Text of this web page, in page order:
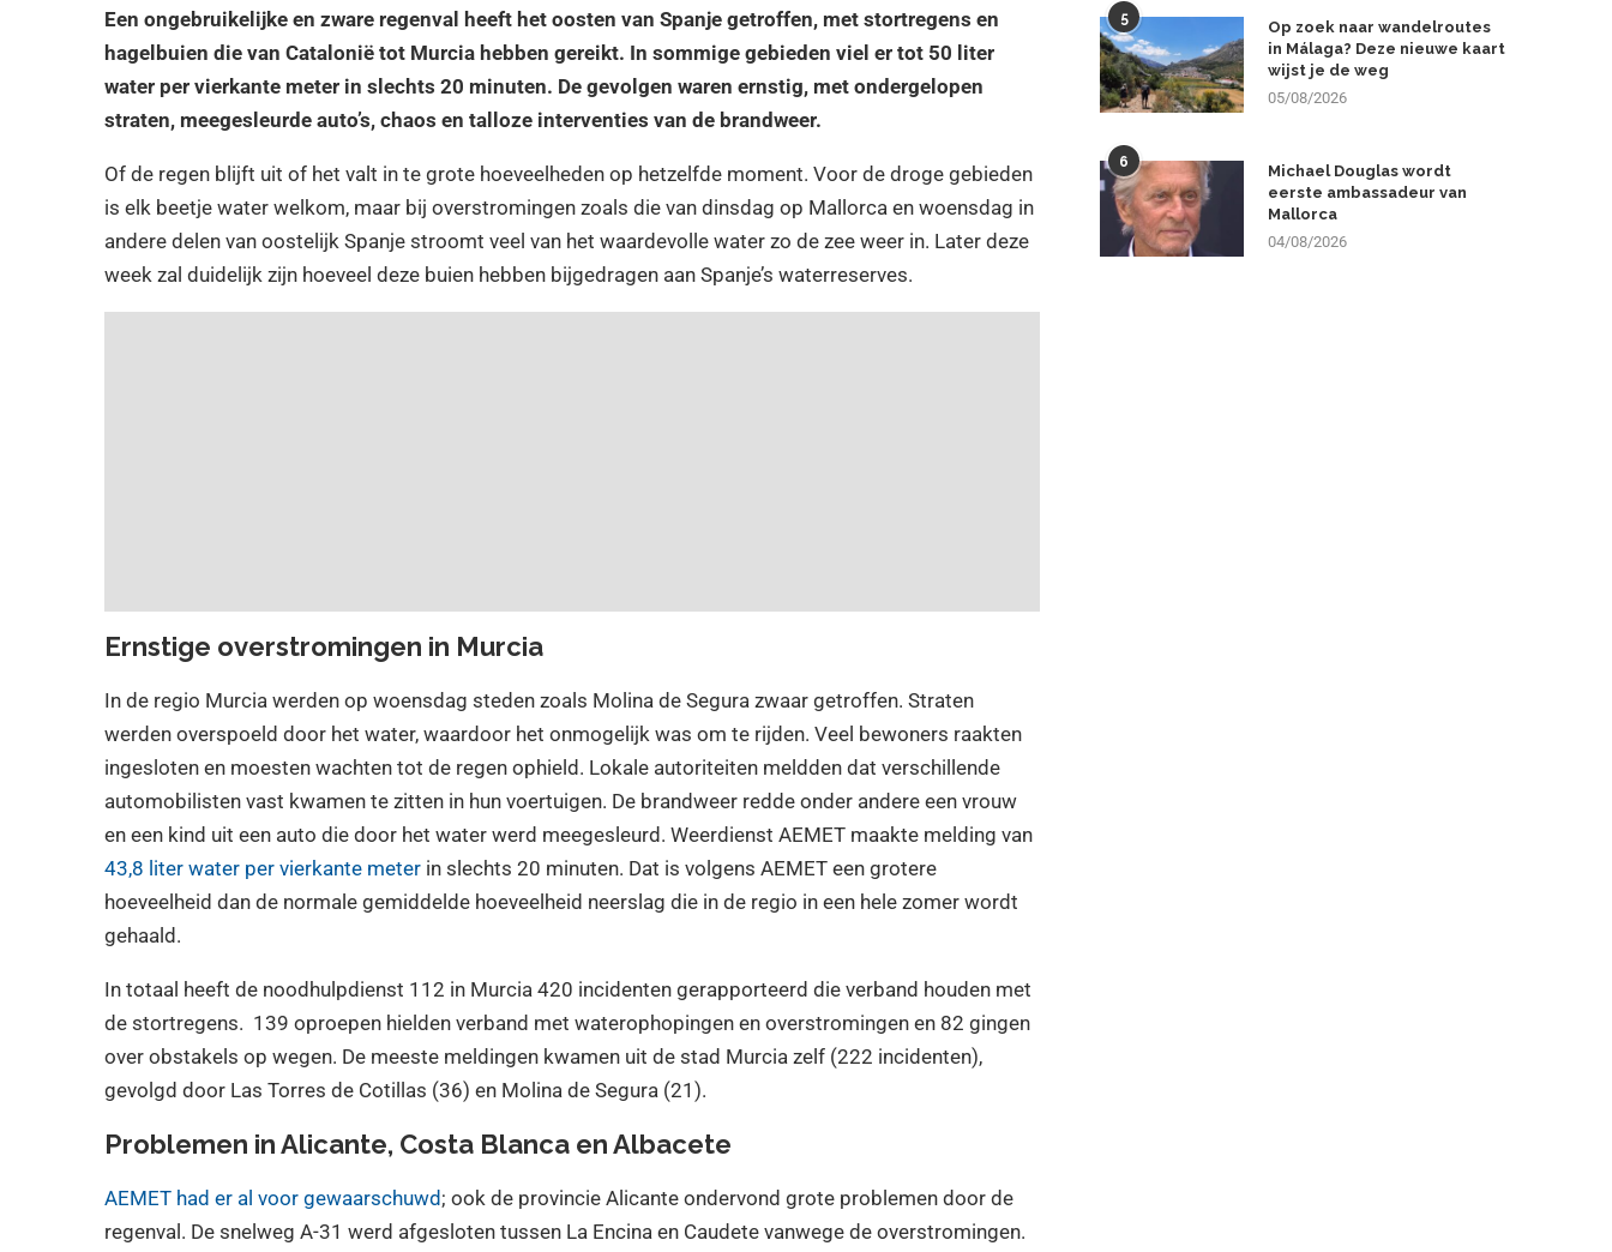
Een ongebruikelijke en zware regenval heeft het oosten van Spanje getroffen, met stortregens en
hagelbuien die van Catalonië tot Murcia hebben gereikt. In sommige gebieden viel er tot 50 liter
water per vierkante meter in slechts 20 minuten. De gevolgen waren ernstig, met ondergelopen
straten, meegesleurde auto’s, chaos en talloze interventies van de brandweer.
Of de regen blijft uit of het valt in te grote hoeveelheden op hetzelfde moment. Voor de droge gebieden
is elk beetje water welkom, maar bij overstromingen zoals die van dinsdag op Mallorca en woensdag in
andere delen van oostelijk Spanje stroomt veel van het waardevolle water zo de zee weer in. Later deze
week zal duidelijk zijn hoeveel deze buien hebben bijgedragen aan Spanje’s waterreserves.
Ernstige overstromingen in Murcia
In de regio Murcia werden op woensdag steden zoals Molina de Segura zwaar getroffen. Straten
werden overspoeld door het water, waardoor het onmogelijk was om te rijden. Veel bewoners raakten
ingesloten en moesten wachten tot de regen ophield. Lokale autoriteiten meldden dat verschillende
automobilisten vast kwamen te zitten in hun voertuigen. De brandweer redde onder andere een vrouw
en een kind uit een auto die door het water werd meegesleurd. Weerdienst AEMET maakte melding van
43,8 liter water per vierkante meter in slechts 20 minuten. Dat is volgens AEMET een grotere
hoeveelheid dan de normale gemiddelde hoeveelheid neerslag die in de regio in een hele zomer wordt
gehaald.
In totaal heeft de noodhulpdienst 112 in Murcia 420 incidenten gerapporteerd die verband houden met
de stortregens. 139 oproepen hielden verband met waterophopingen en overstromingen en 82 gingen
over obstakels op wegen. De meeste meldingen kwamen uit de stad Murcia zelf (222 incidenten),
gevolgd door Las Torres de Cotillas (36) en Molina de Segura (21).
Problemen in Alicante, Costa Blanca en Albacete
AEMET had er al voor gewaarschuwd ; ook de provincie Alicante ondervond grote problemen door de
regenval. De snelweg A-31 werd afgesloten tussen La Encina en Caudete vanwege de overstromingen.
5
Op zoek naar wandelroutes
in Málaga? Deze nieuwe kaart
wijst je de weg
05/08/2026
6
Michael Douglas wordt
eerste ambassadeur van
Mallorca
04/08/2026